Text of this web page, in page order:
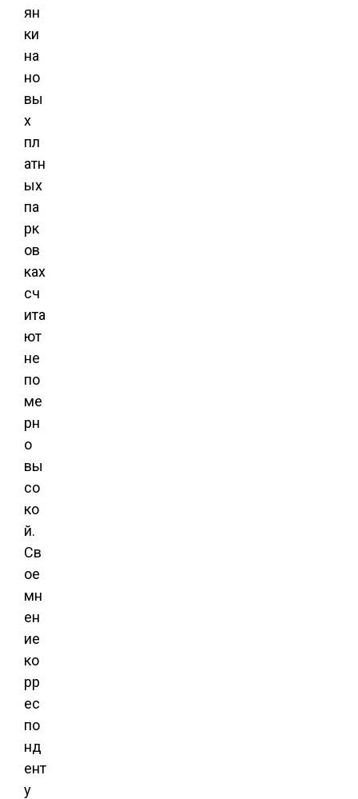
ян
ки
на
но
вы
х
пл
атн
ых
па
рк
ов
ках
сч
ита
ют
не
по
ме
рн
о
вы
со
ко
й.
Св
ое
мн
ен
ие
ко
рр
ес
по
нд
ент
у